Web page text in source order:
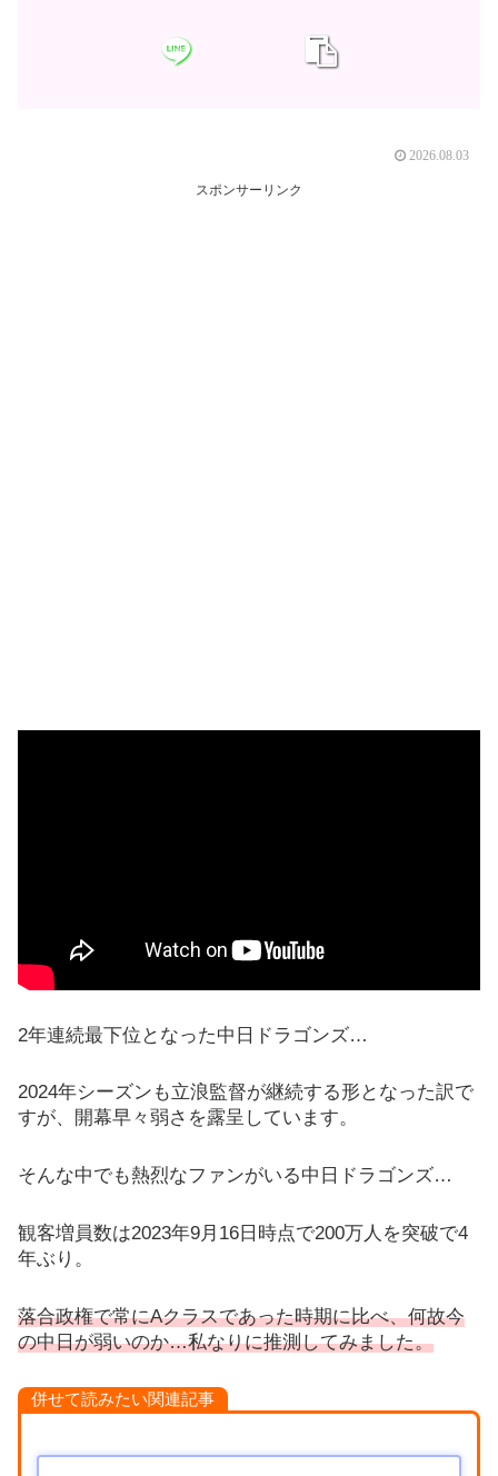
2026.08.03
スポンサーリンク
2年連続最下位となった中日ドラゴンズ…
2024年シーズンも立浪監督が継続する形となった訳で
すが、開幕早々弱さを露呈しています。
そんな中でも熱烈なファンがいる中日ドラゴンズ…
観客増員数は2023年9月16日時点で200万人を突破で4
年ぶり。
落合政権で常にAクラスであった時期に比べ、何故今
の中日が弱いのか…私なりに推測してみました。
併せて読みたい関連記事